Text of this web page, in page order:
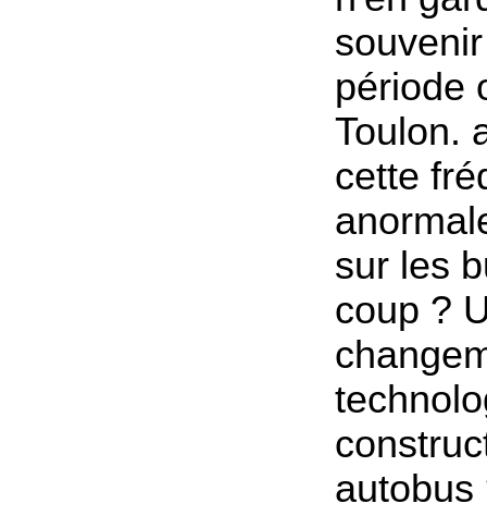
période
Toulon.
cette
sur les
coup ?
autobus